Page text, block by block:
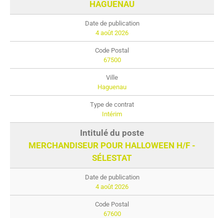
HAGUENAU
4 août 2026
67500
Haguenau
Intérim
MERCHANDISEUR POUR HALLOWEEN H/F -
SÉLESTAT
4 août 2026
67600